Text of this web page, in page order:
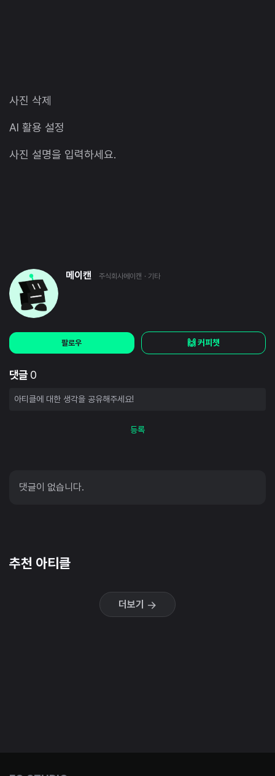
사진 삭제
AI 활용 설정
사진 설명을 입력하세요.
메이캔 주식회사메이캔 · 기타
팔로우 🙌 커피챗
댓글 0
등록
댓글이 없습니다.
추천 아티클
더보기